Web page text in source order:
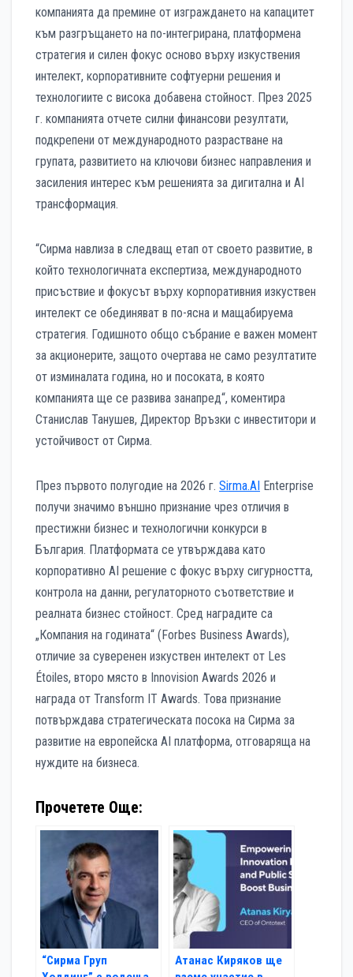
компанията да премине от изграждането на капацитет
към разгръщането на по-интегрирана, платформена
стратегия и силен фокус осново върху изкуствения
интелект, корпоративните софтуерни решения и
технологиите с висока добавена стойност. През 2025
г. компанията отчете силни финансови резултати,
подкрепени от международното разрастване на
групата, развитието на ключови бизнес направления и
засиления интерес към решенията за дигитална и AI
трансформация.
“Сирма навлиза в следващ етап от своето развитие, в
който технологичната експертиза, международното
присъствие и фокусът върху корпоративния изкуствен
интелект се обединяват в по-ясна и мащабируема
стратегия. Годишното общо събрание е важен момент
за акционерите, защото очертава не само резултатите
от изминалата година, но и посоката, в която
компанията ще се развива занапред“, коментира
Станислав Танушев, Директор Връзки с инвеститори и
устойчивост от Сирма.
През първото полугодие на 2026 г. Sirma.AI Enterprise
получи значимо външно признание чрез отличия в
престижни бизнес и технологични конкурси в
България. Платформата се утвърждава като
корпоративно AI решение с фокус върху сигурността,
контрола на данни, регулаторното съответствие и
реалната бизнес стойност. Сред наградите са
„Компания на годината“ (Forbes Business Awards),
отличие за суверенен изкуствен интелект от Les
Étoiles, второ място в Innovision Awards 2026 и
награда от Transform IT Awards. Това признание
потвърждава стратегическата посока на Сирма за
развитие на европейска AI платформа, отговаряща на
нуждите на бизнеса.
Прочетете Още:
“Сирма Груп
Атанас Киряков ще